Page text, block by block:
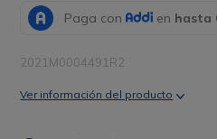
2021M0004491R2
Ver información del producto